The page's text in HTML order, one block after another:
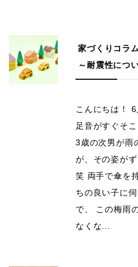
家づくりコラ
～耐震性につ
こんにちは！
足音がすぐそ
3歳の次男が雨
が、その姿が
笑 両手で傘を
ちの良い子に
で、 この梅雨
なくな...